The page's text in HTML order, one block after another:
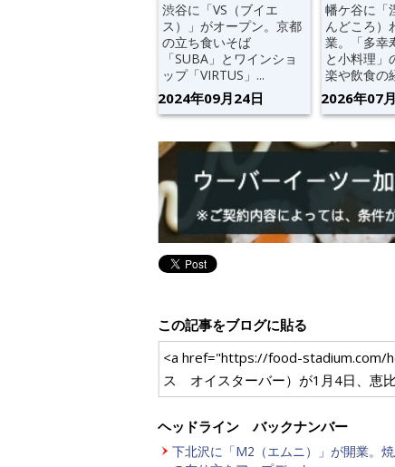
渋谷に「VS（ブイエ
ス）」がオープン。京都
の立ち食いそば
「SUBA」とワインショ
ップ「VIRTUS」...
2024年09月24日
幡ケ谷に「
んどころ）
業。「多幸
と小料理」
楽や飲食の
2026年07
この記事をブログに貼る
<a href="https://food-stadium.com/
ス オイスターバー）が1月4日、恵
ヘッドライン バックナンバー
下北沢に「M2（エムニ）」が開業。